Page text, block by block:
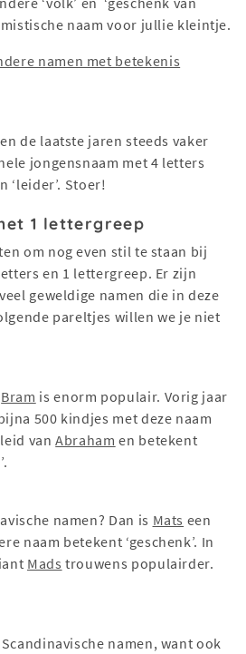
naam voor jullie kleintje.
namen met betekenis
de laatste jaren steeds vaker
jongensnaam met 4 letters
‘leider’. Stoer!
1 lettergreep
om nog even stil te staan bij
en 1 lettergreep. Er zijn
geweldige namen die in deze
pareltjes willen we je niet
Bram is enorm populair. Vorig jaar
500 kindjes met deze naam
vanAbraham en betekent
namen? Dan is Mats een
naam betekent ‘geschenk’. In
Mads trouwens populairder.
namen, want ook